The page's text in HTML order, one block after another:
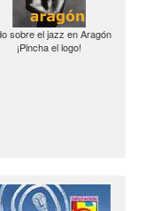
sobre el jazz en Aragón
¡Pincha el logo!